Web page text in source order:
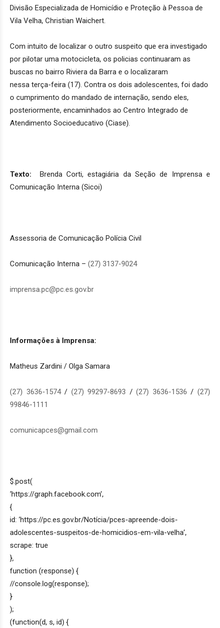
Divisão Especializada de Homicídio e Proteção à Pessoa de
Vila Velha, Christian Waichert.
Com intuito de localizar o outro suspeito que era investigado
por pilotar uma motocicleta, os policias continuaram as
buscas no bairro Riviera da Barra e o localizaram
nessa terça-feira (17). Contra os dois adolescentes, foi dado
o cumprimento do mandado de internação, sendo eles,
posteriormente, encaminhados ao Centro Integrado de
Atendimento Socioeducativo (Ciase).
Texto: Brenda Corti, estagiária da Seção de Imprensa e
Comunicação Interna (Sicoi)
Assessoria de Comunicação Polícia Civil
Comunicação Interna – (27) 3137-9024
imprensa.pc@pc.es.gov.br
Informações à Imprensa:
Matheus Zardini / Olga Samara
(27) 3636-1574/ (27) 99297-8693 /(27) 3636-1536 /(27)
99846-1111
comunicapces@gmail.com
$.post(
‘https://graph.facebook.com’,
{
id: ‘https://pc.es.gov.br/Notícia/pces-apreende-dois-
adolescentes-suspeitos-de-homicidios-em-vila-velha’,
scrape: true
},
function (response) {
//console.log(response);
}
);
(function(d, s, id) {